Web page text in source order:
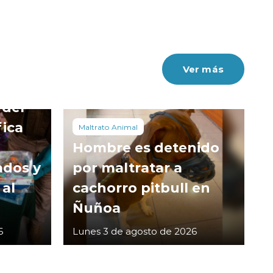
Ver más
y
Maltrato Animal
Hombre es detenido
por maltratar a
cachorro pitbull en
Ñuñoa
Lunes 3 de agosto de 2026